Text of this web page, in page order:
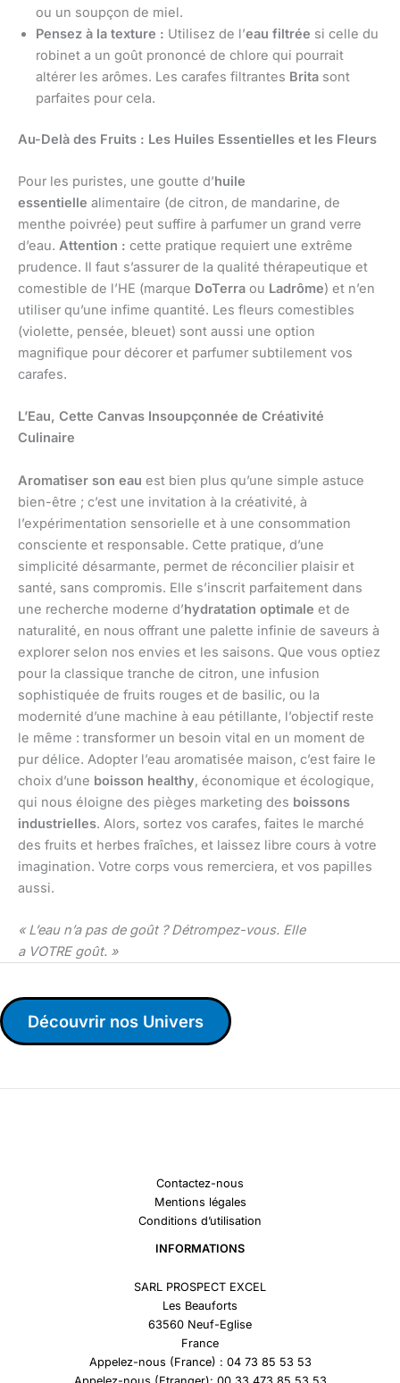
ou un soupçon de miel.
Pensez à la texture : Utilisez de l’eau filtrée si celle du
robinet a un goût prononcé de chlore qui pourrait
altérer les arômes. Les carafes filtrantes Brita sont
parfaites pour cela.
Au-Delà des Fruits : Les Huiles Essentielles et les Fleurs
Pour les puristes, une goutte d’huile
essentielle alimentaire (de citron, de mandarine, de
menthe poivrée) peut suffire à parfumer un grand verre
d’eau. Attention : cette pratique requiert une extrême
prudence. Il faut s’assurer de la qualité thérapeutique et
comestible de l’HE (marque DoTerra ou Ladrôme) et n’en
utiliser qu’une infime quantité. Les fleurs comestibles
(violette, pensée, bleuet) sont aussi une option
magnifique pour décorer et parfumer subtilement vos
carafes.
L’Eau, Cette Canvas Insoupçonnée de Créativité
Culinaire
Aromatiser son eau est bien plus qu’une simple astuce
bien-être ; c’est une invitation à la créativité, à
l’expérimentation sensorielle et à une consommation
consciente et responsable. Cette pratique, d’une
simplicité désarmante, permet de réconcilier plaisir et
santé, sans compromis. Elle s’inscrit parfaitement dans
une recherche moderne d’hydratation optimale et de
naturalité, en nous offrant une palette infinie de saveurs à
explorer selon nos envies et les saisons. Que vous optiez
pour la classique tranche de citron, une infusion
sophistiquée de fruits rouges et de basilic, ou la
modernité d’une machine à eau pétillante, l’objectif reste
le même : transformer un besoin vital en un moment de
pur délice. Adopter l’eau aromatisée maison, c’est faire le
choix d’une boisson healthy, économique et écologique,
qui nous éloigne des pièges marketing des boissons
industrielles. Alors, sortez vos carafes, faites le marché
des fruits et herbes fraîches, et laissez libre cours à votre
imagination. Votre corps vous remerciera, et vos papilles
aussi.
« L’eau n’a pas de goût ? Détrompez-vous. Elle
a VOTRE goût. »
Découvrir nos Univers
Contactez-nous
Mentions légales
Conditions d’utilisation
INFORMATIONS
SARL PROSPECT EXCEL
Les Beauforts
63560 Neuf-Eglise
France
Appelez-nous (France) : 04 73 85 53 53